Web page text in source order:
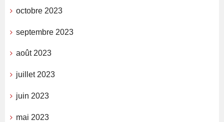
octobre 2023
septembre 2023
août 2023
juillet 2023
juin 2023
mai 2023